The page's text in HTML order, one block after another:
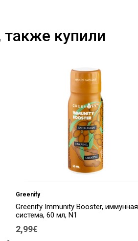
также купили
Greenify
Greenify Immunity Booster, иммунная
система, 60 мл, N1
2,99€